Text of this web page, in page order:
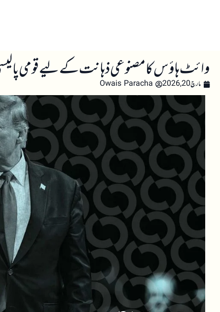
وائٹ ہاؤس کا مصنوعی ذہانت کے لیے قومی
مارچ 20, 2026 Owais Paracha